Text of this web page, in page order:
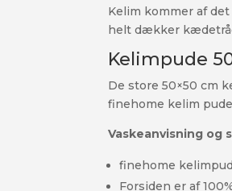
Kelim kommer af
helt dækker
Kelimpude
De store 50×50 cm
finehome kelim
Vaskeanvisning og
finehome
Forsiden er af